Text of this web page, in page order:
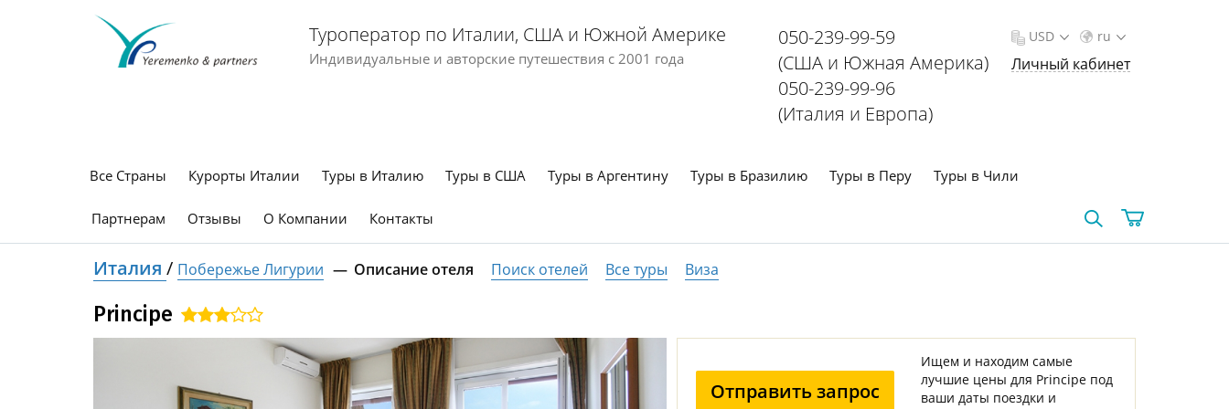
Туроператор по Италии, США и Южной Америке
Индивидуальные и авторские путешествия с 2001 года
050-239-99-59
(США и Южная Америка)
050-239-99-96
(Италия и Европа)
ru
USD
Личный кабинет
Все Страны Курорты Италии Туры в Италию Туры в США Туры в Аргентину Туры в Бразилию Туры в Перу Туры в Чили
Партнерам Отзывы О Компании Контакты
Италия / Побережье Лигурии Описание отеля Поиск отелей Все туры Виза
Principe
Отправить запрос
Ищем и находим самые
лучшие цены для Principe под
ваши даты поездки и